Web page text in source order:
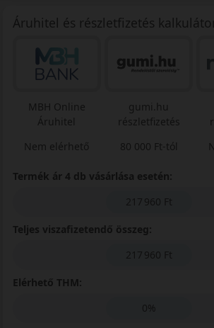
Áruhitel és részletfizetés
MBH Online
Áruhitel
Nem elérhető
gumi.hu
részletfizetés
80 000 Ft-tól
Termék ár 4 db vásárlása esetén:
217 960 Ft
Teljes viszafizetendő összeg:
217 960 Ft
Elérhető THM:
0%